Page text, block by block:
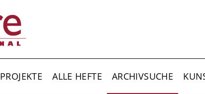
PROJEKTE ALLE HEFTE ARCHIVSUCHE